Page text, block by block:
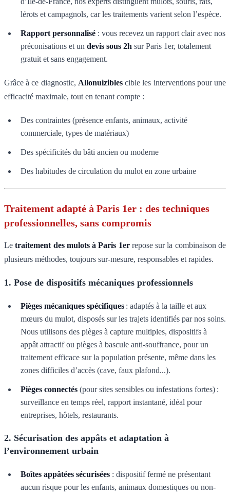
lérots et campagnols, car les traitements varient selon l’espèce.
Rapport personnalisé : vous recevez un rapport clair avec nos
préconisations et un devis sous 2h sur Paris 1er, totalement
gratuit et sans engagement.
Grâce à ce diagnostic, Allonuiziblescible les interventions pour une
efficacité maximale, tout en tenant compte :
Des contraintes (présence enfants, animaux, activité
commerciale, types de matériaux)
Des spécificités du bâti ancien ou moderne
Des habitudes de circulation du mulot en zone urbaine
Traitement adapté à Paris 1er : des techniques
professionnelles, sans compromis
Letraitement des mulots à Paris 1errepose sur la combinaison de
plusieurs méthodes, toujours sur-mesure, responsables et rapides.
1. Pose de dispositifs mécaniques professionnels
Pièges mécaniques spécifiques : adaptés à la taille et aux
mœurs du mulot, disposés sur les trajets identifiés par nos soins.
Nous utilisons des pièges à capture multiples, dispositifs à
appât attractif ou pièges à bascule anti-souffrance, pour un
traitement efficace sur la population présente, même dans les
zones difficiles d’accès (cave, faux plafond...).
Pièges connectés (pour sites sensibles ou infestations fortes) :
surveillance en temps réel, rapport instantané, idéal pour
entreprises, hôtels, restaurants.
2. Sécurisation des appâts et adaptation à
l’environnement urbain
Boîtes appâtées sécurisées : dispositif fermé ne présentant
aucun risque pour les enfants, animaux domestiques ou non-